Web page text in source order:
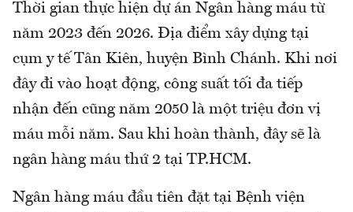
Thời gian thực hiện dự án Ngân hàng máu từ
năm 2023 đến 2026. Địa điểm xây dựng tại
cụm y tế Tân Kiên, huyện Bình Chánh. Khi nơi
đây đi vào hoạt động, công suất tối đa tiếp
nhận đến cũng năm 2050 là một triệu đơn vị
máu mỗi năm. Sau khi hoàn thành, đây sẽ là
ngân hàng máu thứ 2 tại TP.HCM.
Ngân hàng máu đầu tiên đặt tại Bệnh viện